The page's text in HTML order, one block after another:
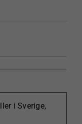
i Sverige,